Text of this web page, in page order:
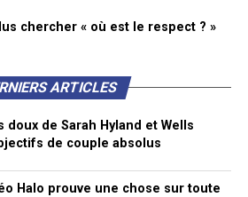
chercher « où est le respect ? »
ARTICLES
doux de Sarah Hyland et Wells
de couple absolus
Halo prouve une chose sur toute